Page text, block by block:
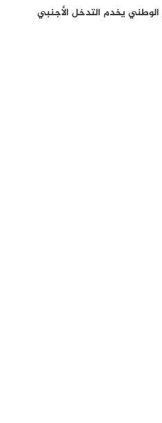
الوطني يخدم التدخل الأجنبي